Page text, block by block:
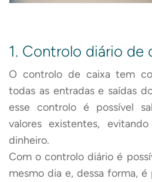
1. Controlo diário de
O controlo de caixa tem
todas as entradas e saídas
esse controlo é possível
valores existentes,
dinheiro.
Com o controlo diário é
mesmo dia e, dessa forma,